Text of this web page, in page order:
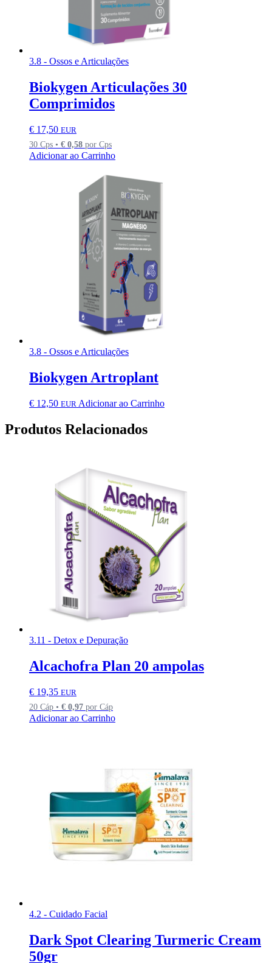
3.8 - Ossos e Articulações
Biokygen Articulações 30
Comprimidos
€ 17,50 EUR
30 Cps • € 0,58 por Cps
Adicionar ao Carrinho
3.8 - Ossos e Articulações
Biokygen Artroplant
€ 12,50 EUR Adicionar ao Carrinho
Produtos Relacionados
3.11 - Detox e Depuração
Alcachofra Plan 20 ampolas
€ 19,35 EUR
20 Cáp • € 0,97 por Cáp
Adicionar ao Carrinho
4.2 - Cuidado Facial
Dark Spot Clearing Turmeric Cream
50gr